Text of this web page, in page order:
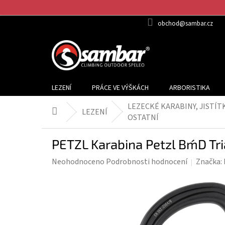
na
obchod@sambar.cz
LEZENÍ PRÁCE VE VÝŠKÁCH ARBORISTIKA
Domů LEZENÍ
LEZECKÉ KARABINY,
OSTATNÍ
PETZL Karabina Petzl Bm´D
Průměrné
Neohodnoceno Podrobnosti hodnocení Značka: